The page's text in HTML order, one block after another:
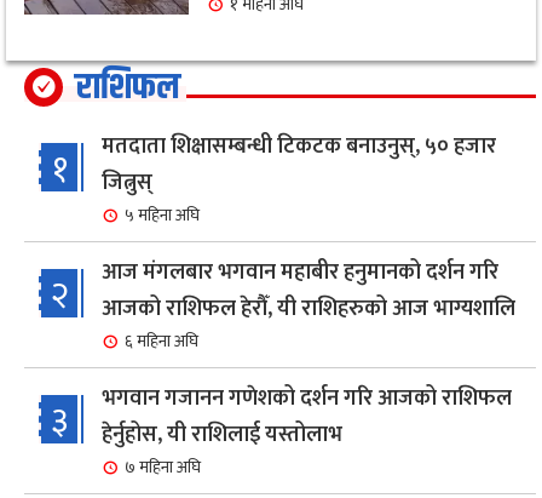
राशिफल
१
मतदाता शिक्षासम्बन्धी टिकटक बनाउनुस्, ५० हजार
जित्नुस्
५ महिना अघि
२
आज मंगलबार भगवान महाबीर हनुमानको दर्शन गरि
आजको राशिफल हेरौँ, यी राशिहरुको आज भाग्यशालि
६ महिना अघि
३
भगवान गजानन गणेशको दर्शन गरि आजको राशिफल
हेर्नुहोस, यी राशिलाई यस्तोलाभ
७ महिना अघि